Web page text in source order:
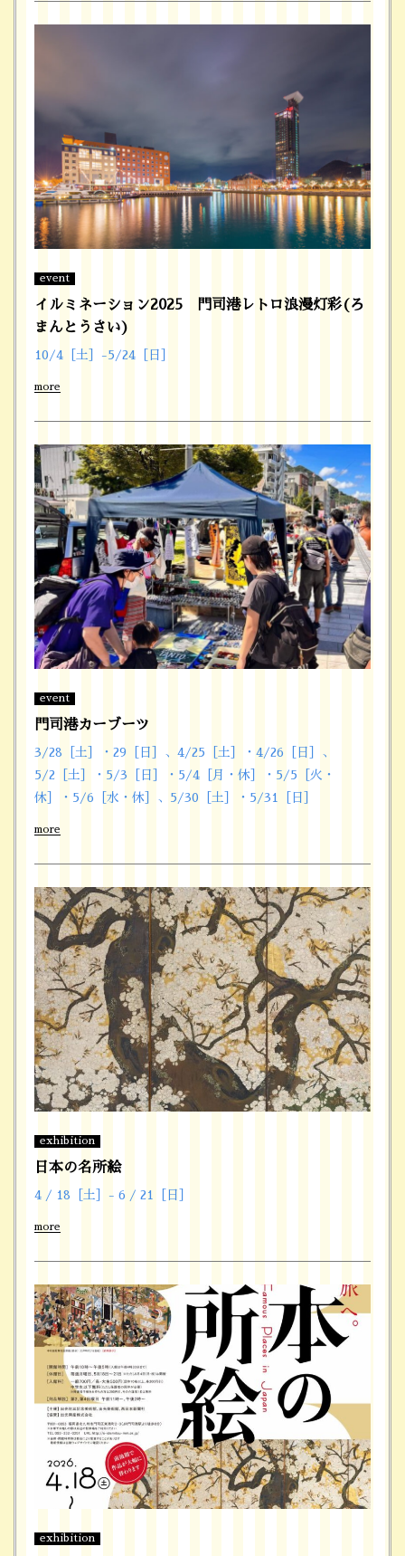
event
イルミネーション2025 門司港レトロ浪漫灯彩(ろ
まんとうさい)
10/4［土］-5/24［日］
more
event
門司港カーブーツ
3/28［土］・29［日］、4/25［土］・4/26［日］、
5/2［土］・5/3［日］・5/4［月・休］・5/5［火・
休］・5/6［水・休］、5/30［土］・5/31［日］
more
exhibition
日本の名所絵
4 / 18［土］- 6 / 21［日］
more
exhibition